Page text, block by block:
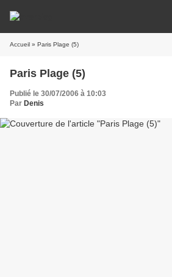
Accueil » Paris Plage (5)
Paris Plage (5)
Publié le 30/07/2006 à 10:03
Par Denis